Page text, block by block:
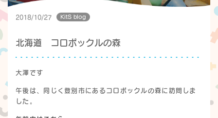
2018/10/27 KitS blog
北海道 コロポックルの森
大澤です
午後は、同じく登別市にあるコロポックルの森に訪問しま
した。